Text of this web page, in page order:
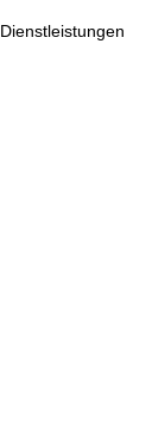
Dienstleistungen